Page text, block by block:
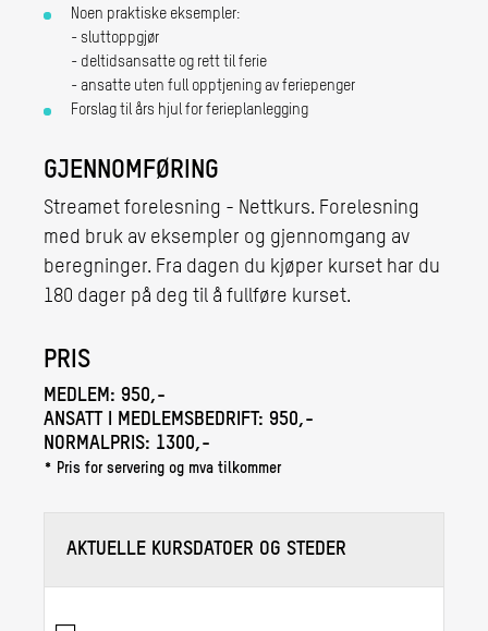
Noen praktiske eksempler:
- sluttoppgjør
- deltidsansatte og rett til ferie
- ansatte uten full opptjening av feriepenger
Forslag til års hjul for ferieplanlegging
GJENNOMFØRING
Streamet forelesning - Nettkurs. Forelesning
med bruk av eksempler og gjennomgang av
beregninger. Fra dagen du kjøper kurset har du
180 dager på deg til å fullføre kurset.
PRIS
MEDLEM: 950,-
ANSATT I MEDLEMSBEDRIFT: 950,-
NORMALPRIS: 1300,-
* Pris for servering og mva tilkommer
AKTUELLE KURSDATOER OG STEDER